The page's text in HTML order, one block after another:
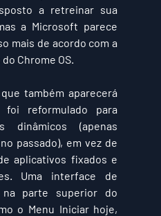
a retreinar sua
a Microsoft parece
mais de acordo com a
Chrome OS.
também aparecerá
reformulado para
dinâmicos (apenas
passado), em vez de
aplicativos fixados e
Uma interface de
na parte superior do
o Menu Iniciar hoje,